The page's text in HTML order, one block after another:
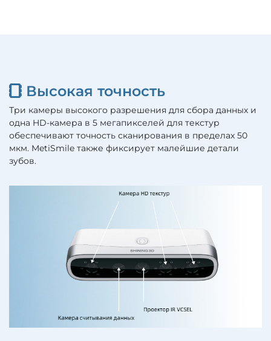
Высокая точность
Три камеры высокого разрешения для сбора данных и
одна HD-камера в 5 мегапикселей для текстур
обеспечивают точность сканирования в пределах 50
мкм. MetiSmile также фиксирует малейшие детали
зубов.